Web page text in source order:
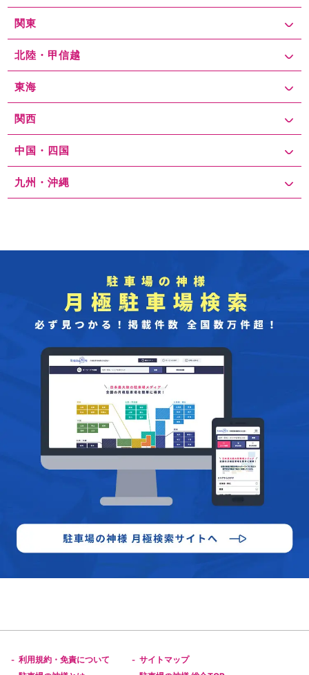
関東
北陸・甲信越
東海
関西
中国・四国
九州・沖縄
- 利用規約・免責について - サイトマップ